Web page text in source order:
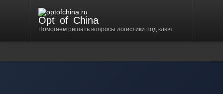
Opt of China
Помогаем решать вопросы логистики под ключ